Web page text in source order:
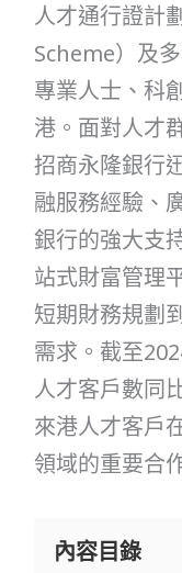
人才通行證計
Scheme）及
專業人士、科
港。面對人才
招商永隆銀行
融服務經驗、
銀行的強大支
站式財富管理
短期財務規劃
需求。截至
人才客戶數同
來港人才客戶
領域的重要合
內容目錄